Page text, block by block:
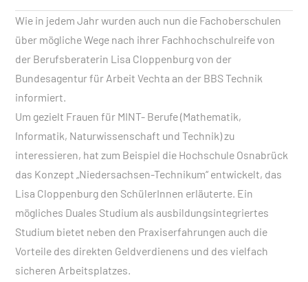
Wie in jedem Jahr wurden auch nun die Fachoberschulen
über mögliche Wege nach ihrer Fachhochschulreife von
der Berufsberaterin Lisa Cloppenburg von der
Bundesagentur für Arbeit Vechta an der BBS Technik
informiert.
Um gezielt Frauen für MINT- Berufe (Mathematik,
Informatik, Naturwissenschaft und Technik) zu
interessieren, hat zum Beispiel die Hochschule Osnabrück
das Konzept „Niedersachsen-Technikum“ entwickelt, das
Lisa Cloppenburg den SchülerInnen erläuterte. Ein
mögliches Duales Studium als ausbildungsintegriertes
Studium bietet neben den Praxiserfahrungen auch die
Vorteile des direkten Geldverdienens und des vielfach
sicheren Arbeitsplatzes.